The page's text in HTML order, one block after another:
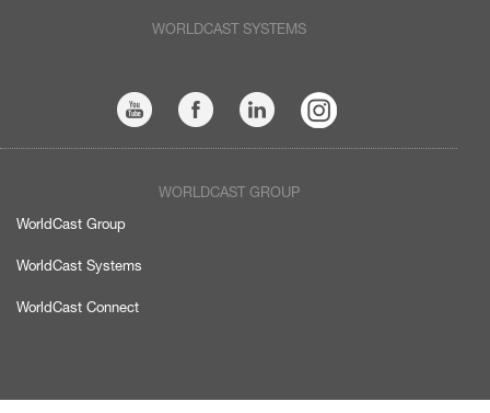
WORLDCAST SYSTEMS
WORLDCAST GROUP
WorldCast Group
WorldCast Systems
WorldCast Connect